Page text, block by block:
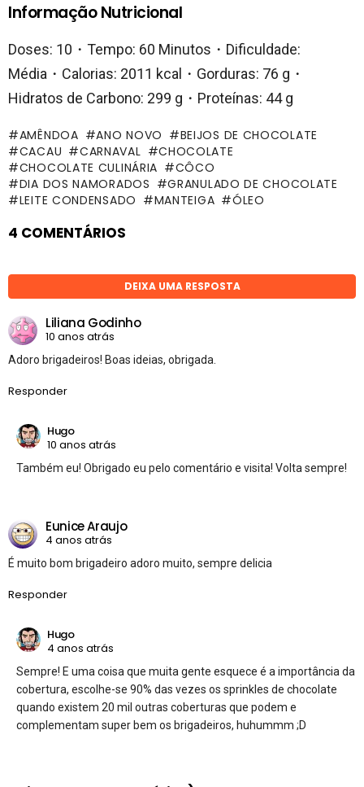
Informação Nutricional
Doses: 10・Tempo: 60 Minutos・Dificuldade:
Média・Calorias: 2011 kcal・Gorduras: 76 g・
Hidratos de Carbono: 299 g・Proteínas: 44 g
AMÊNDOA ANO NOVO
BEIJOS DE CHOCOLATE
CACAU
CARNAVAL
CHOCOLATE
CHOCOLATE CULINÁRIA
CÔCO
DIA DOS NAMORADOS
GRANULADO DE CHOCOLATE
LEITE CONDENSADO
MANTEIGA ÓLEO
4 COMENTÁRIOS
DEIXA UMA RESPOSTA
Liliana Godinho
10 anos atrás
Adoro brigadeiros! Boas ideias, obrigada.
Responder
Hugo
10 anos atrás
Também eu! Obrigado eu pelo comentário e visita! Volta sempre!
Eunice Araujo
4 anos atrás
É muito bom brigadeiro adoro muito, sempre delicia
Responder
Hugo
4 anos atrás
Sempre! E uma coisa que muita gente esquece é a importância da
cobertura, escolhe-se 90% das vezes os sprinkles de chocolate
quando existem 20 mil outras coberturas que podem e
complementam super bem os brigadeiros, huhummm ;D